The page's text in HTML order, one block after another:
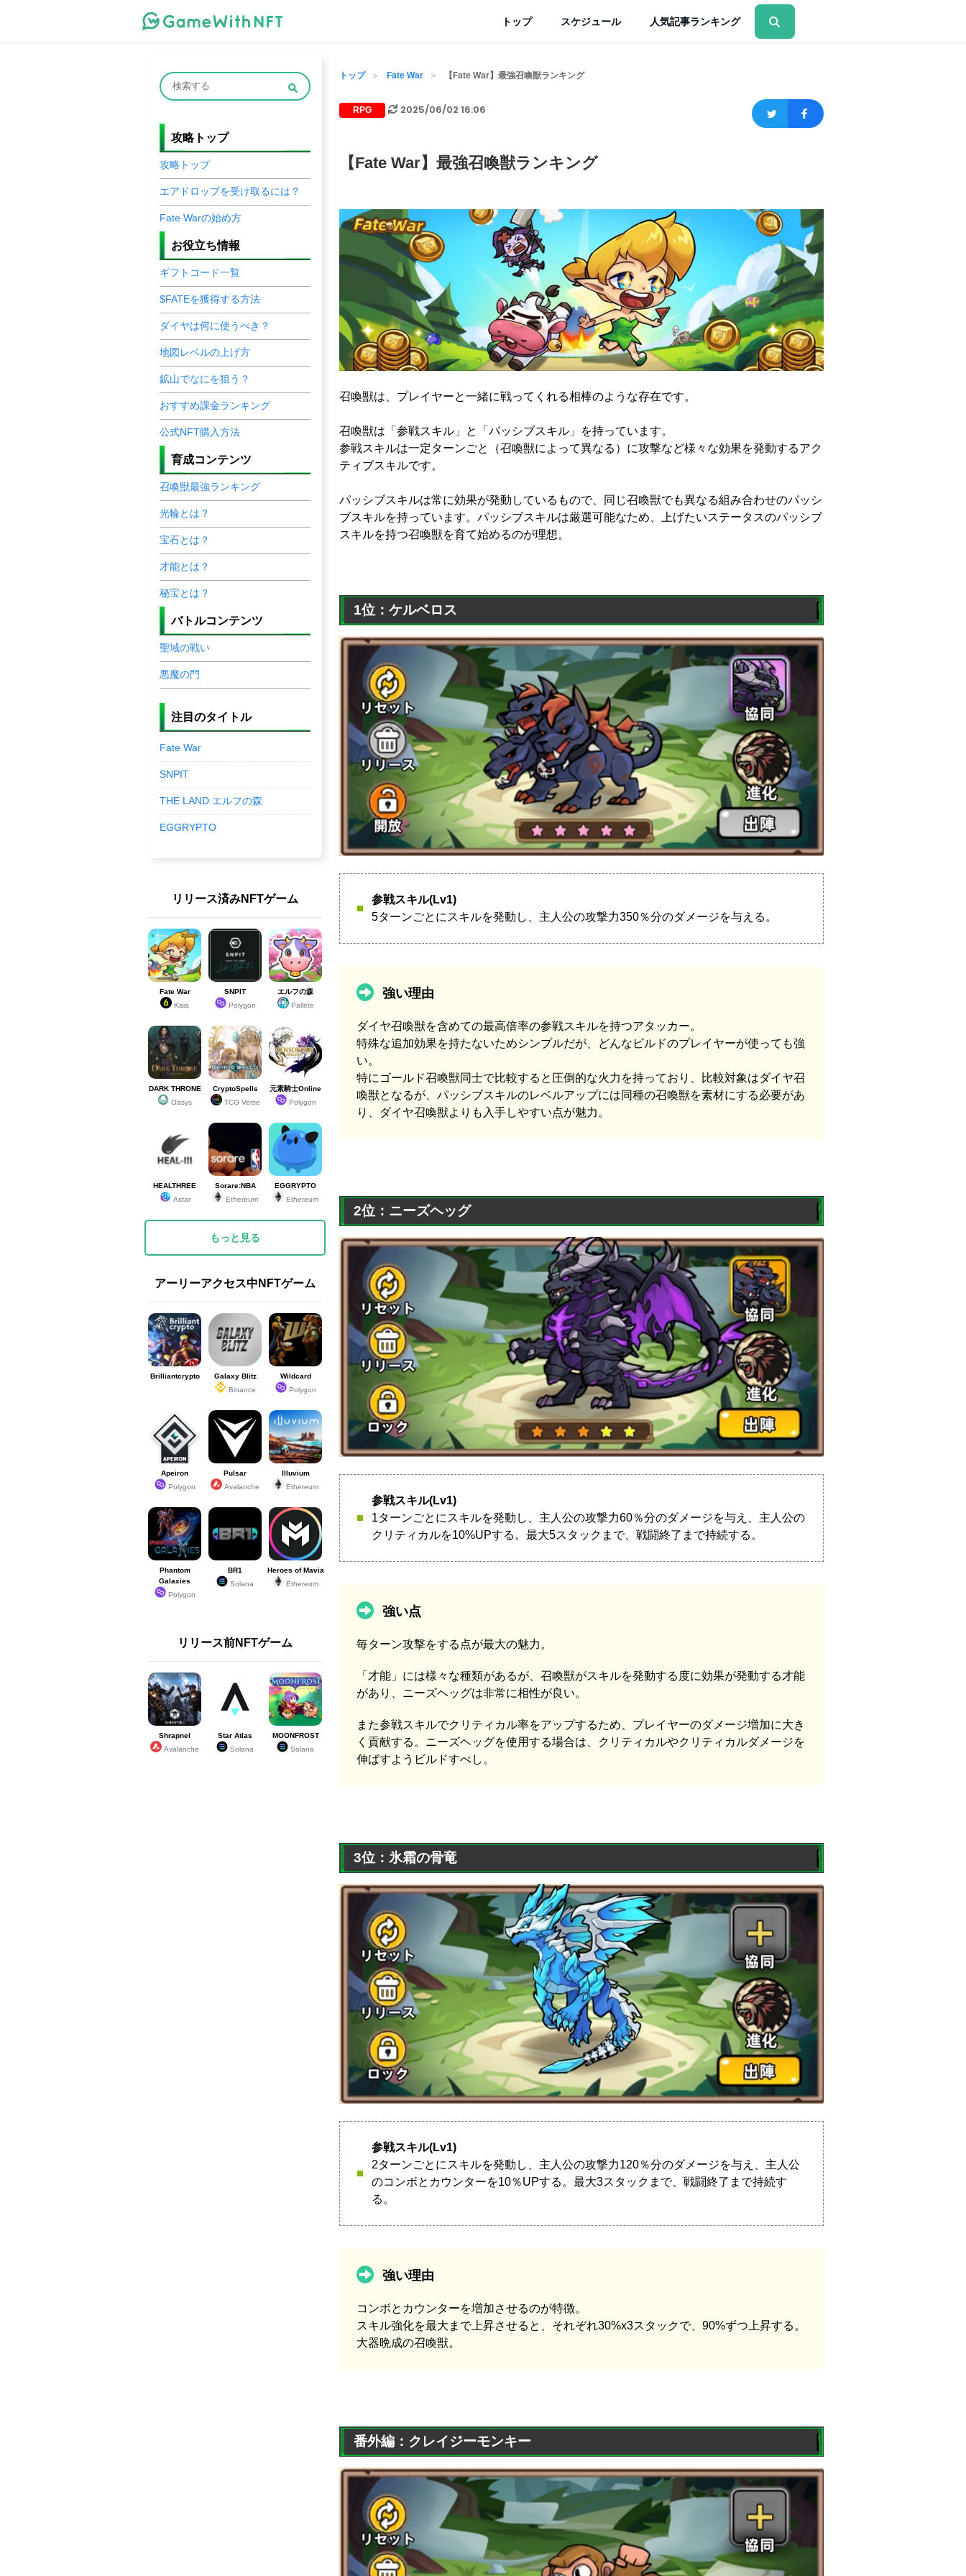
トップ スケジュール 人気記事ランキング
トップ Fate War 【Fate War】最強召喚獣ランキング
RPG 2025/06/02 16:06
【Fate War】最強召喚獣ランキング
召喚獣は、プレイヤーと一緒に戦ってくれる相棒のような存在です。
召喚獣は「参戦スキル」と「パッシブスキル」を持っています。
参戦スキルは一定ターンごと（召喚獣によって異なる）に攻撃など様々な効果を発動するアク
ティブスキルです。
パッシブスキルは常に効果が発動しているもので、同じ召喚獣でも異なる組み合わせのパッシ
ブスキルを持っています。パッシブスキルは厳選可能なため、上げたいステータスのパッシブ
スキルを持つ召喚獣を育て始めるのが理想。
1位：ケルベロス
参戦スキル(Lv1)
5ターンごとにスキルを発動し、主人公の攻撃力350％分のダメージを与える。
強い理由
ダイヤ召喚獣を含めての最高倍率の参戦スキルを持つアタッカー。
特殊な追加効果を持たないためシンプルだが、どんなビルドのプレイヤーが使っても強
い。
特にゴールド召喚獣同士で比較すると圧倒的な火力を持っており、比較対象はダイヤ召
喚獣となるが、パッシブスキルのレベルアップには同種の召喚獣を素材にする必要があ
り、ダイヤ召喚獣よりも入手しやすい点が魅力。
2位：ニーズヘッグ
参戦スキル(Lv1)
1ターンごとにスキルを発動し、主人公の攻撃力60％分のダメージを与え、主人公の
クリティカルを10%UPする。最大5スタックまで、戦闘終了まで持続する。
強い点
毎ターン攻撃をする点が最大の魅力。
「才能」には様々な種類があるが、召喚獣がスキルを発動する度に効果が発動する才能
があり、ニーズヘッグは非常に相性が良い。
また参戦スキルでクリティカル率をアップするため、プレイヤーのダメージ増加に大き
く貢献する。ニーズヘッグを使用する場合は、クリティカルやクリティカルダメージを
伸ばすようビルドすべし。
3位：氷霜の骨竜
参戦スキル(Lv1)
2ターンごとにスキルを発動し、主人公の攻撃力120％分のダメージを与え、主人公
のコンボとカウンターを10％UPする。最大3スタックまで、戦闘終了まで持続す
る。
強い理由
コンボとカウンターを増加させるのが特徴。
スキル強化を最大まで上昇させると、それぞれ30%x3スタックで、90%ずつ上昇する。
大器晩成の召喚獣。
番外編：クレイジーモンキー
攻略トップ
攻略トップ
エアドロップを受け取るには？
Fate Warの始め方
お役立ち情報
ギフトコード一覧
$FATEを獲得する方法
ダイヤは何に使うべき？
地図レベルの上げ方
鉱山でなにを狙う？
おすすめ課金ランキング
公式NFT購入方法
育成コンテンツ
召喚獣最強ランキング
光輪とは？
宝石とは？
才能とは？
秘宝とは？
バトルコンテンツ
聖域の戦い
悪魔の門
注目のタイトル
Fate War
SNPIT
THE LAND エルフの森
EGGRYPTO
リリース済みNFTゲーム
Fate War
Kaia
SNPIT
Polygon
エルフの森
Pallete
DARK THRONE
Oasys
CryptoSpells
TCG Verse
元素騎士Online
Polygon
HEALTHREE
Astar
Sorare:NBA
Ethereum
EGGRYPTO
Ethereum
もっと見る
アーリーアクセス中NFTゲーム
Brilliantcrypto
Galaxy Blitz
Binance
Wildcard
Polygon
Apeiron
Polygon
Pulsar
Avalanche
Illuvium
Ethereum
Phantom
Galaxies
Polygon
BR1
Solana
Heroes of Mavia
Ethereum
リリース前NFTゲーム
Shrapnel
Avalanche
Star Atlas
Solana
MOONFROST
Solana